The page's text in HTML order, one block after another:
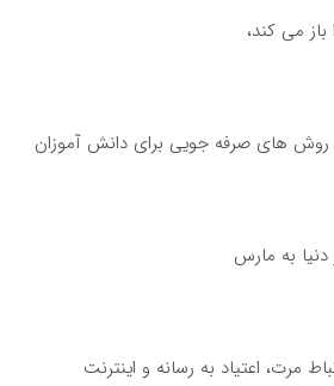
می کند،
روش های صرفه جویی برای دانش آموزان
به مارس
مرت، اعتیاد به رسانه و اینترنت